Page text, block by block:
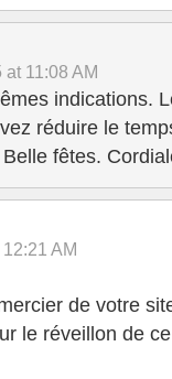
11:08 AM
indications.
réduire le
fêtes.
AM
de votre
le réveillon de